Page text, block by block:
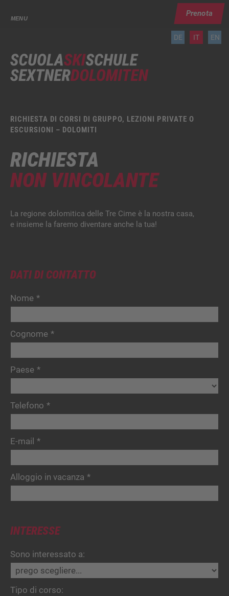
MENU
Prenota
DE IT EN
RICHIESTA DI CORSI DI GRUPPO, LEZIONI PRIVATE O
ESCURSIONI – DOLOMITI
RICHIESTA
NON VINCOLANTE
La regione dolomitica delle Tre Cime è la nostra casa,
e insieme la faremo diventare anche la tua!
DATI DI CONTATTO
Nome *
Cognome *
Paese *
Telefono *
E-mail *
Alloggio in vacanza *
INTERESSE
Sono interessato a:
Tipo di corso: